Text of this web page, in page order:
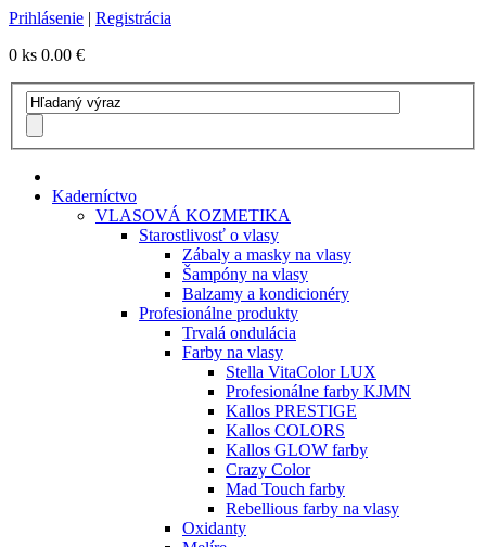
Prihlásenie | Registrácia
0 ks 0.00 €
Kaderníctvo
VLASOVÁ KOZMETIKA
Starostlivosť o vlasy
Zábaly a masky na vlasy
Šampóny na vlasy
Balzamy a kondicionéry
Profesionálne produkty
Trvalá ondulácia
Farby na vlasy
Stella VitaColor LUX
Profesionálne farby KJMN
Kallos PRESTIGE
Kallos COLORS
Kallos GLOW farby
Crazy Color
Mad Touch farby
Rebellious farby na vlasy
Oxidanty